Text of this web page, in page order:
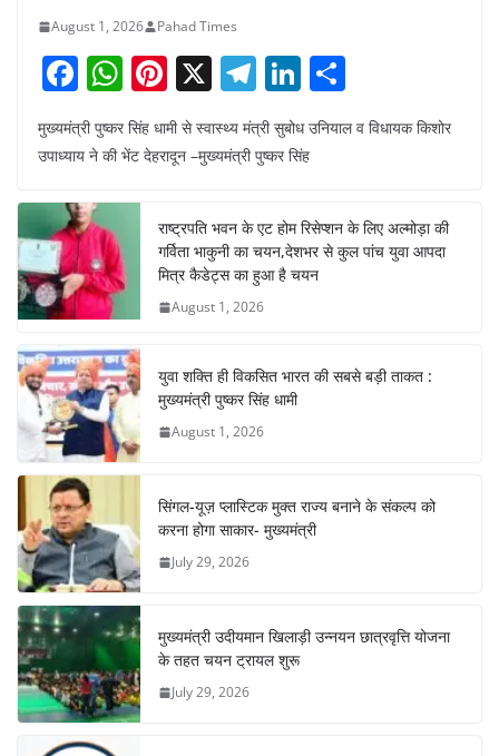
August 1, 2026 Pahad Times
F
a
c
b
o
o
k
W
h
at
A
p
p
Pi
nt
er
e
st
X T
el
e
gr
a
m
Li
n
k
dI
n
ar
मुख्यमंत्री पुष्कर सिंह धामी से स्वास्थ्य मंत्री सुबोध उनियाल व विधायक किशोर
उपाध्याय ने की भेंट देहरादून –मुख्यमंत्री पुष्कर सिंह
राष्ट्रपति भवन के एट होम रिसेप्शन के लिए अल्मोड़ा की
गर्विता भाकुनी का चयन,देशभर से कुल पांच युवा आपदा
मित्र कैडेट्स का हुआ है चयन
August 1, 2026
युवा शक्ति ही विकसित भारत की सबसे बड़ी ताकत :
मुख्यमंत्री पुष्कर सिंह धामी
August 1, 2026
सिंगल-यूज़ प्लास्टिक मुक्त राज्य बनाने के संकल्प को
करना होगा साकार- मुख्यमंत्री
July 29, 2026
मुख्यमंत्री उदीयमान खिलाड़ी उन्नयन छात्रवृत्ति योजना
के तहत चयन ट्रायल शुरू
July 29, 2026